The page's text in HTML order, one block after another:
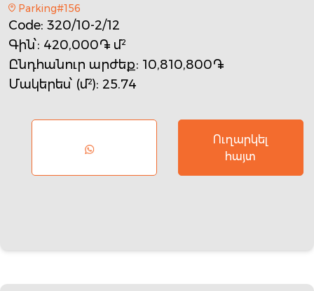
Parking#156
Code: 320/10-2/12
Գին՝: 420,000֏ մ²
Ընդհանուր արժեք: 10,810,800֏
Մակերես՝ (մ²): 25.74
Ուղարկել
հայտ